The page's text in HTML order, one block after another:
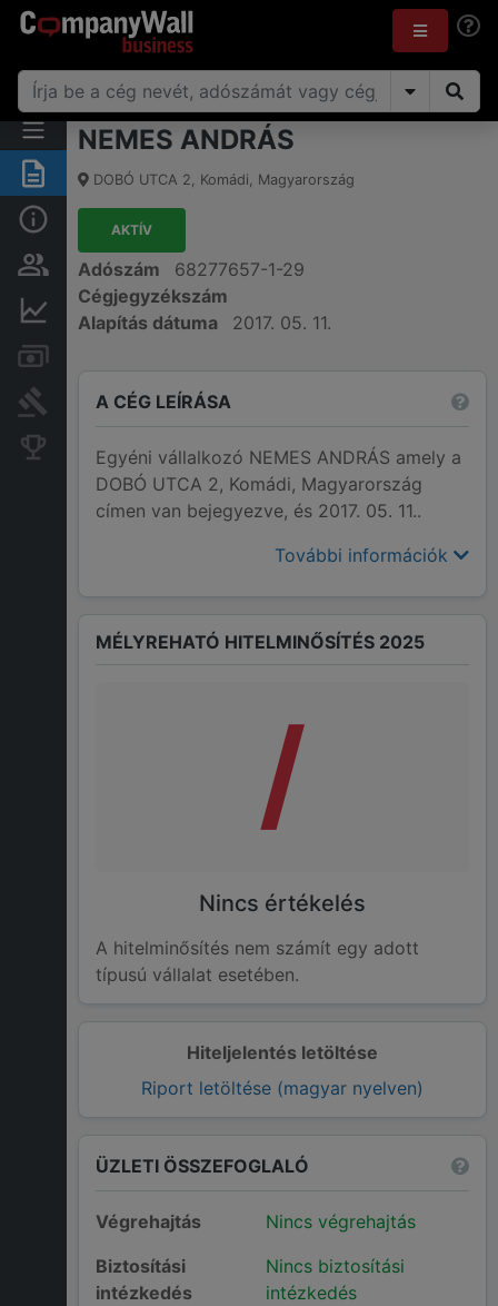
Összegzés
Alap információk
Személyek és tulajdonjog
Pénzügyi információk
Bírósági eljárások
Konkurens cégek
NEMES ANDRÁS
DOBÓ UTCA 2, Komádi, Magyarország
AKTÍV
Adószám
68277657-1-29
Cégjegyzékszám
Alapítás dátuma
2017. 05. 11.
A CÉG LEÍRÁSA
Egyéni vállalkozó NEMES ANDRÁS amely a
DOBÓ UTCA 2, Komádi, Magyarország
címen van bejegyezve, és 2017. 05. 11..
További információk
Hiteljelentés letöltése
Riport letöltése (magyar nyelven)
MÉLYREHATÓ HITELMINŐSÍTÉS 2025
/
Nincs értékelés
A hitelminősítés nem számít egy adott
típusú vállalat esetében.
ÜZLETI ÖSSZEFOGLALÓ
Végrehajtás
Nincs végrehajtás
Biztosítási
intézkedés
Nincs biztosítási
intézkedés